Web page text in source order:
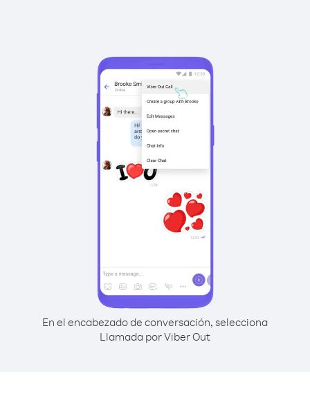
En el encabezado de conversación, selecciona
Llamada por Viber Out